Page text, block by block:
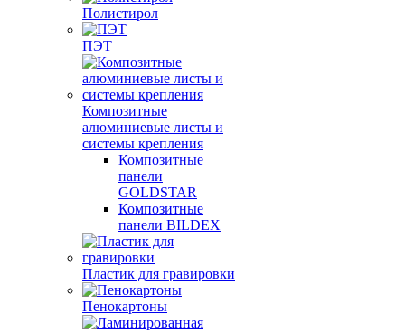
Полистирол
ПЭТ
Композитные
алюминиевые листы и
системы крепления
Композитные
панели
GOLDSTAR
Композитные
панели BILDEX
Пластик для гравировки
Пенокартоны